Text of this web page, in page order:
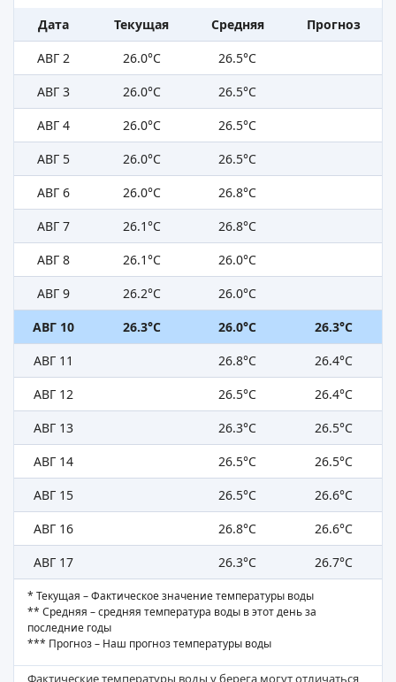
Дата Текущая Средняя
Прогноз
АВГ 2
26.0°C
26.5°C
АВГ 3
26.0°C
26.5°C
АВГ 4
26.0°C
26.5°C
АВГ 5
26.0°C
26.5°C
АВГ 6
26.0°C
26.8°C
АВГ 7
26.1°C
26.8°C
АВГ 8
26.1°C
26.0°C
АВГ 9
26.2°C
26.0°C
АВГ 10
26.3°C 26.0°C
26.3°C
АВГ 11
26.8°C
26.4°C
АВГ 12
26.5°C
26.4°C
АВГ 13
26.3°C
26.5°C
АВГ 14
26.5°C
26.5°C
АВГ 15
26.5°C
26.6°C
АВГ 16
26.8°C
26.6°C
АВГ 17
26.3°C 26.7°C
* Текущая – Фактическое значение температуры воды
** Средняя – средняя температура воды в этот день за
последние годы
*** Прогноз – Наш прогноз температуры воды
Фактические температуры воды у берега могут отличаться